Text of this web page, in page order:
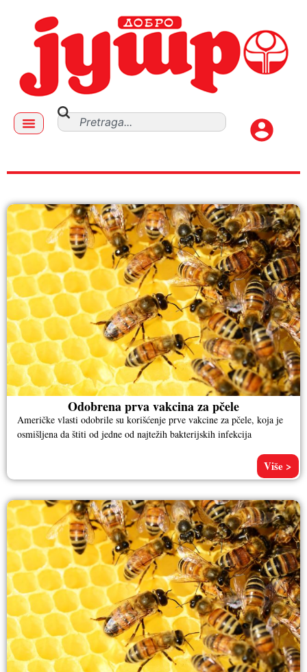
bumbari i pčele su ugroženi
Odobrena prva vakcina za pčele
Američke vlasti odobrile su korišćenje prve vakcine za pčele, koja je
osmišljena da štiti od jedne od najtežih bakterijskih infekcija
Više >